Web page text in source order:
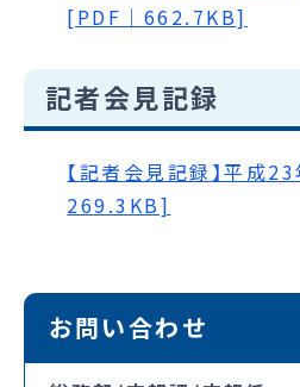
[PDF｜662.7KB]
記者会見記録
【記者会見記録】平成
269.3KB]
お問い合わせ